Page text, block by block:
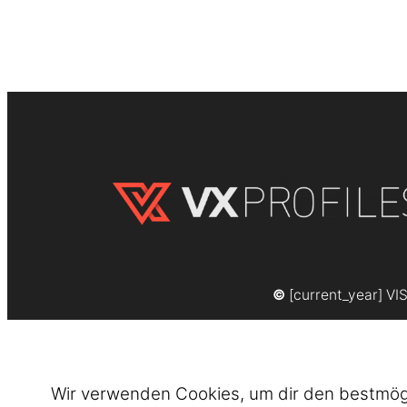
© [current_year]
Wir verwenden Cookies, um dir den